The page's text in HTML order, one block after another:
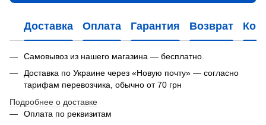
Доставка Оплата Гарантия Возврат
Самовывоз из нашего магазина — бесплатно.
Доставка по Украине через «Новую почту» — согласно
тарифам перевозчика, обычно от 70 грн
Подробнее о доставке
Оплата по реквизитам